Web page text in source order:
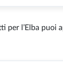
per l’Elba puoi